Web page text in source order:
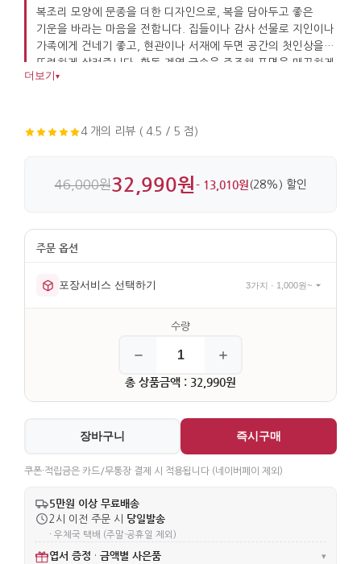
복조리 모양에 문종을 더한 디자인으로, 복을 담아두고 좋은
기운을 바라는 마음을 전합니다. 집들이나 감사 선물로 지인이나
가족에게 건네기 좋고, 현관이나 서재에 두면 공간의 첫인상을
또렷하게 살려줍니다. 황동 계열 금속을 주조해 표면을 매끈하게
마감했습니다.
더보기 ▾
4 개의 리뷰 ( 4.5 / 5 점)
46,000원32,990원- 13,010원 (28%) 할인
포장서비스 선택하기 3가지 · 1,000원~
총 상품금액 : 32,990원
장바구니 즉시구매
쿠폰·적립금은 카드/무통장 결제 시 적용됩니다 (네이버페이 제외)
5만원 이상 무료배송
2시 이전 주문 시 당일발송
· 우체국 택배 (주말·공휴일 제외)
엽서 증정 · 금액별 사은품 ▾